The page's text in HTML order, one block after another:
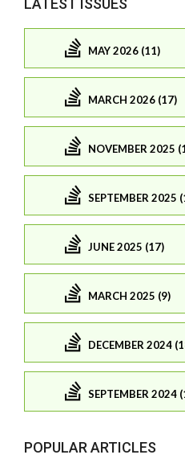
LATEST ISSUES
MAY 2026 (11)
MARCH 2026 (17)
NOVEMBER 2025
SEPTEMBER 2025
JUNE 2025 (17)
MARCH 2025 (9)
DECEMBER 2024
SEPTEMBER 2024
POPULAR ARTICLES